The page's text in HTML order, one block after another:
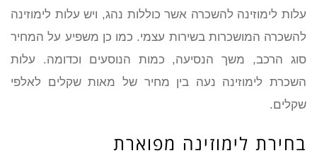
עלות לימוזינה להשכרה אשר כוללות נהג, ויש עלות לימוזינה
להשכרה המושכרות בשירות עצמי. כמו כן משפיע על המחיר
סוג הרכב, משך הנסיעה, כמות הנוסעים וכדומה. עלות
השכרת לימוזינה נעה בין מחיר של מאות שקלים לאלפי
שקלים.
בחירת לימוזינה מפוארת